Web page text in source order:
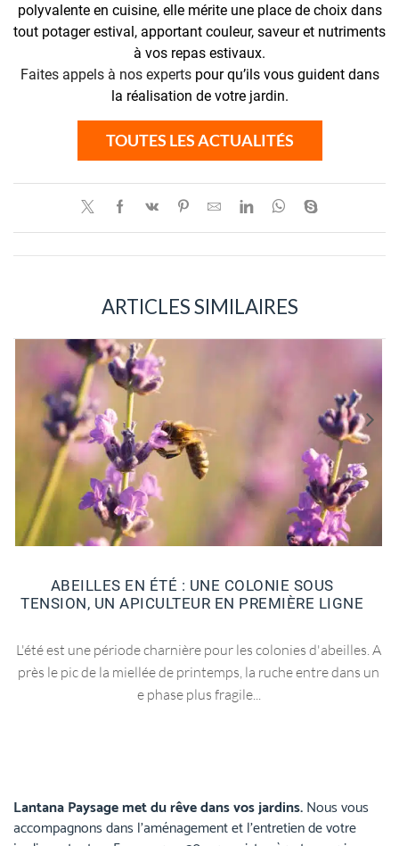
polyvalente en cuisine, elle mérite une place de choix dans
tout potager estival, apportant couleur, saveur et nutriments
à vos repas estivaux.
Faites appels à nos expertspour qu’ils vous guident dans
la réalisation de votre jardin.
TOUTES LES ACTUALITÉS
ARTICLES SIMILAIRES
ABEILLES EN ÉTÉ : UNE COLONIE SOUS
TENSION, UN APICULTEUR EN PREMIÈRE LIGNE
L'été est une période charnière pour les colonies d'abeilles. A
près le pic de la miellée de printemps, la ruche entre dans un
e phase plus fragile...
Lantana Paysage met du rêve dans vos jardins.Nous vous
accompagnons dans l’aménagement et l’entretien de votre